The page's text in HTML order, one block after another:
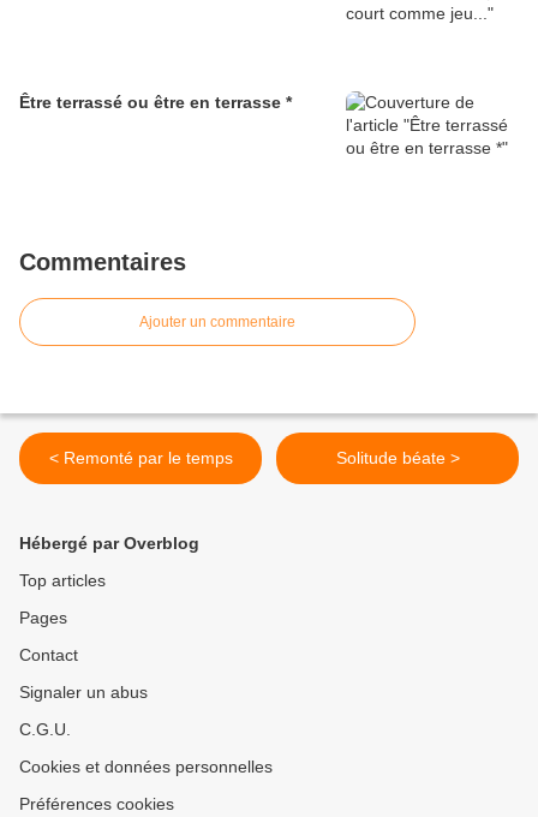
Être terrassé ou être en terrasse *
Commentaires
Ajouter un commentaire
< Remonté par le temps Solitude béate >
Hébergé par Overblog
Top articles
Pages
Contact
Signaler un abus
C.G.U.
Cookies et données personnelles
Préférences cookies